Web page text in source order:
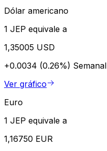
Dólar americano
1 JEP equivale a
1,35005 USD
+0.0034 (0.26%) Semanal
Ver gráfico
Euro
1 JEP equivale a
1,16750 EUR